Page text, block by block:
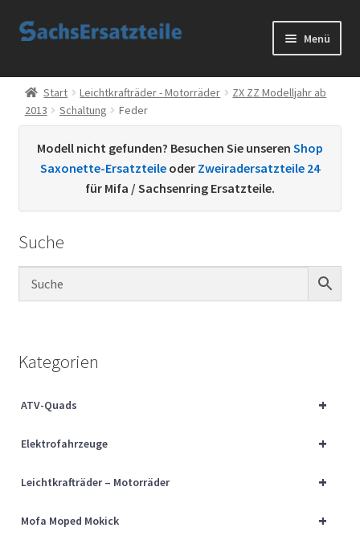
Zur
Zum
Menü
Start
AGB
Datenschutzerklärung
Kontakt
Sachs Ersatzteile
Über uns
Start Leichtkrafträder - Motorräder
ZX ZZ Modelljahr ab
2013
Schaltung Feder
Modell nicht gefunden? Besuchen Sie unseren Shop
Saxonette-Ersatzteile oder Zweiradersatzteile 24
für Mifa / Sachsenring Ersatzteile.
Suche
Kategorien
+
ATV-Quads
+
Elektrofahrzeuge
+
Leichtkrafträder – Motorräder
+
Mofa Moped Mokick